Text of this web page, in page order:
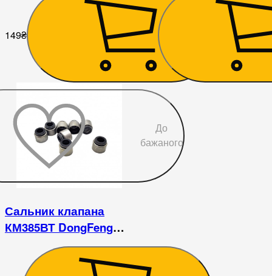
149₴ 109₴
До
бажаного
Сальник клапана
КМ385ВТ DongFeng
240/244, Foton 240/244,
Jinma 240/244